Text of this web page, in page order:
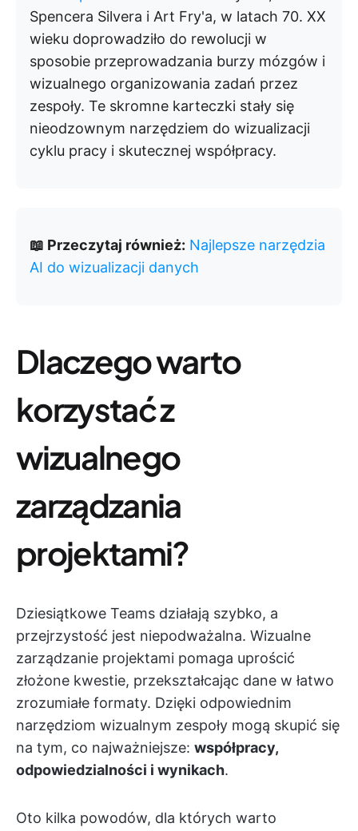
Spencera Silvera i Art Fry'a, w latach 70. XX
wieku doprowadziło do rewolucji w
sposobie przeprowadzania burzy mózgów i
wizualnego organizowania zadań przez
zespoły. Te skromne karteczki stały się
nieodzownym narzędziem do wizualizacji
cyklu pracy i skutecznej współpracy.
📖 Przeczytaj również: Najlepsze narzędzia
AI do wizualizacji danych
Dlaczego warto
korzystać z
wizualnego
zarządzania
projektami?
Dziesiątkowe Teams działają szybko, a
przejrzystość jest niepodważalna. Wizualne
zarządzanie projektami pomaga uprościć
złożone kwestie, przekształcając dane w łatwo
zrozumiałe formaty. Dzięki odpowiednim
narzędziom wizualnym zespoły mogą skupić się
na tym, co najważniejsze: współpracy,
odpowiedzialności i wynikach.
Oto kilka powodów, dla których warto